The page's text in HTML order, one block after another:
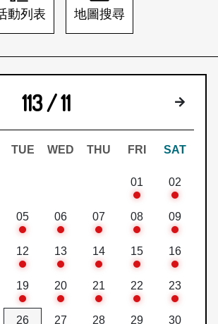
動列表 地圖搜尋
113 / 11 下個月
TUE WED THU FRI SAT
01 02
05 06 07 08 09
12 13 14 15 16
19 20 21 22 23
26 27 28 29 30